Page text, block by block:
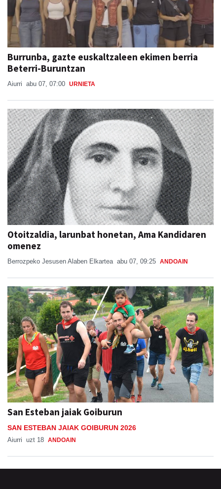
Burrunba, gazte euskaltzaleen ekimen berria
Beterri-Buruntzan
Aiurri abu 07, 07:00 URNIETA
Otoitzaldia, larunbat honetan, Ama Kandidaren
omenez
Berrozpeko Jesusen Alaben Elkartea abu 07, 09:25 ANDOAIN
San Esteban jaiak Goiburun
SAN ESTEBAN JAIAK GOIBURUN 2026
Aiurri uzt 18 ANDOAIN